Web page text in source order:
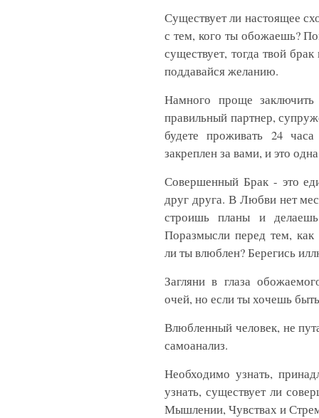
Существует ли настоящее
с тем, кого ты обожаешь?
существует, тогда твой
поддавайся желанию.
Намного проще
правильный партнер,
будете проживать 24
закреплен за вами, и это
Совершенный Брак - это
друг друга. В Любви нет
строишь планы и
Поразмысли перед тем,
ли ты влюблен? Берегись
Загляни в глаза
очей, но если ты хочешь
Влюбленный человек, не
самоанализ.
Необходимо узнать,
узнать, существует ли
Мышлении, Чувствах и